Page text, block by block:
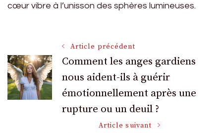
cœur vibre à l’unisson des sphères lumineuses.
Navigation
des
articles
Article précédent
Comment les anges gardiens
nous aident-ils à guérir
émotionnellement après une
rupture ou un deuil ?
Article suivant